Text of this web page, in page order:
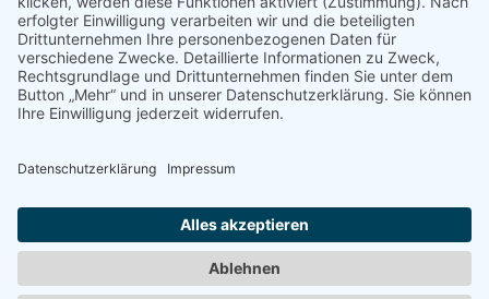
Anfrage
Direkt-Bestellung
KONTAKTFORMULAR
AGB
Sitemap
Copyright © Dietz Sensortechnik